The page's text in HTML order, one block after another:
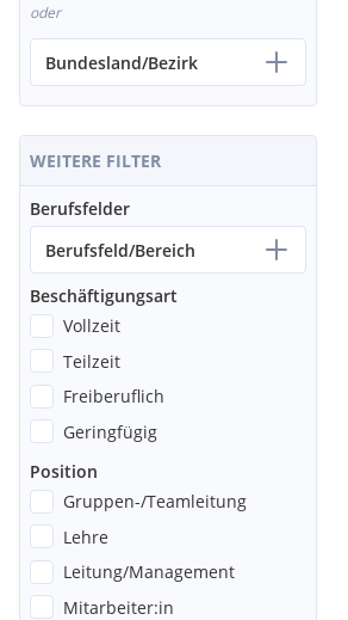
oder
Bundesland/Bezirk
WEITERE FILTER
Berufsfelder
Berufsfeld/Bereich
Beschäftigungsart
Vollzeit
Teilzeit
Freiberuflich
Geringfügig
Position
Gruppen-/Teamleitung
Lehre
Leitung/Management
Mitarbeiter:in